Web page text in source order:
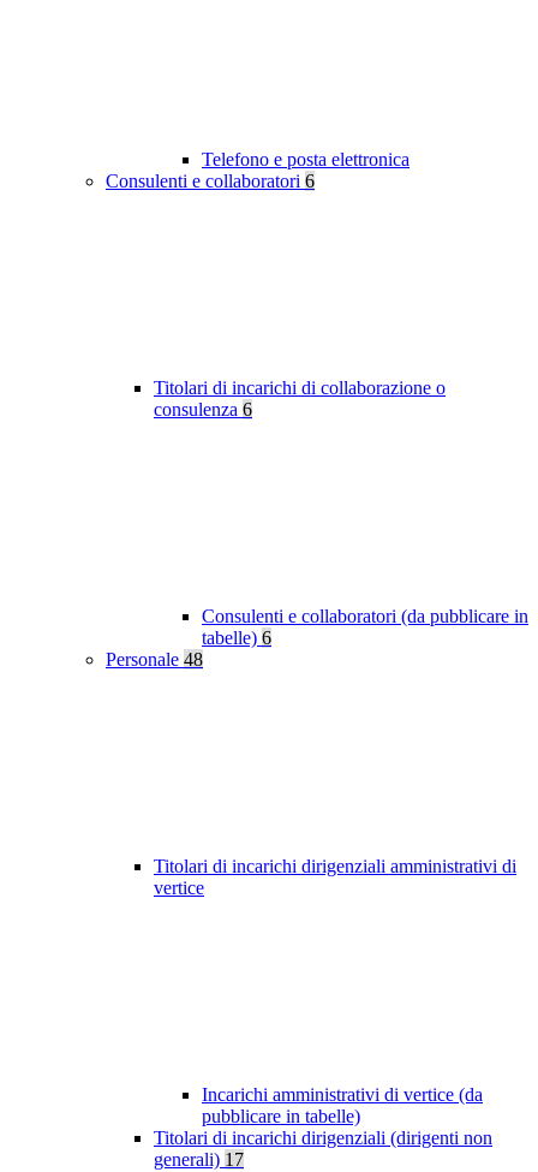
Telefono e posta elettronica
Consulenti e collaboratori 6
Titolari di incarichi di collaborazione o
consulenza 6
Consulenti e collaboratori (da pubblicare in
tabelle) 6
Personale 48
Titolari di incarichi dirigenziali amministrativi di
vertice
Incarichi amministrativi di vertice (da
pubblicare in tabelle)
Titolari di incarichi dirigenziali (dirigenti non
generali) 17